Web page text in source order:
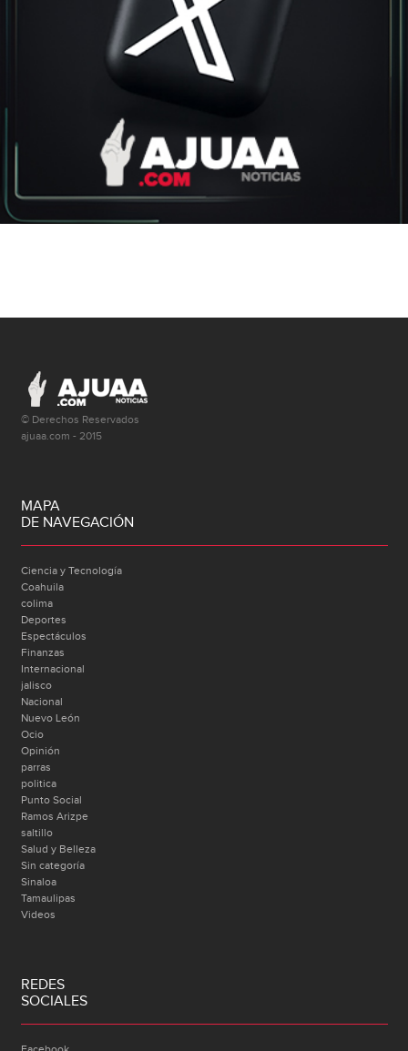
© Derechos Reservados
ajuaa.com - 2015
MAPA
DE NAVEGACIÓN
Ciencia y Tecnología
Coahuila
colima
Deportes
Espectáculos
Finanzas
Internacional
jalisco
Nacional
Nuevo León
Ocio
Opinión
parras
politica
Punto Social
Ramos Arizpe
saltillo
Salud y Belleza
Sin categoría
Sinaloa
Tamaulipas
Videos
REDES
SOCIALES